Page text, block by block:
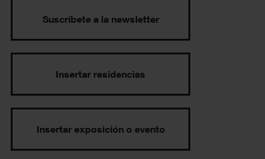
Suscríbete a la newsletter
Insertar residencias
Insertar exposición o evento